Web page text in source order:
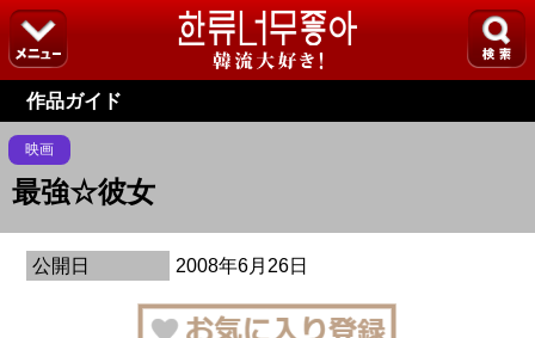
作品ガイド
映画
最強☆彼女
公開日 2008年6月26日